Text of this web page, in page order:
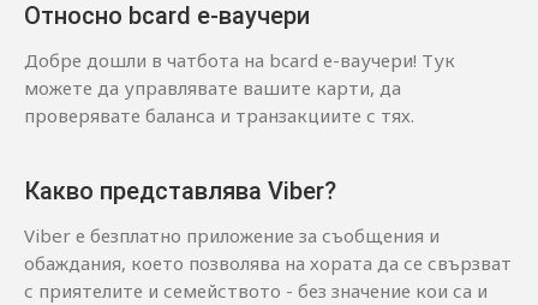
Относно bcard е-ваучери
Добре дошли в чатбота на bcard е-ваучери! Тук
можете да управлявате вашите карти, да
проверявате баланса и транзакциите с тях.
Какво представлява Viber?
Viber е безплатно приложение за съобщения и
обаждания, което позволява на хората да се свързват
с приятелите и семейството - без значение кои са и